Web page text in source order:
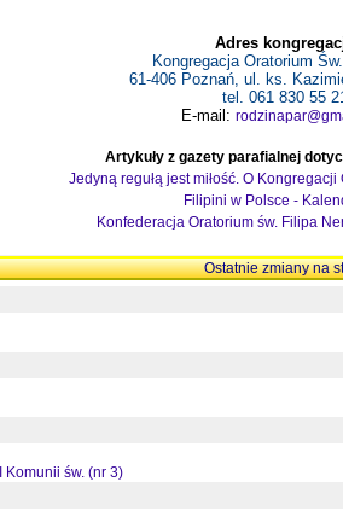
Adres
Kongregacja Oratorium
61-406 Poznań, ul. ks.
tel. 061 830 55
E-mail:
Artykuły z gazety parafialnej
Jedyną regułą jest miłość. O
Filipini w Polsce -
Konfederacja Oratorium św. Filipa
Ostatnie zmiany na
Komunii św. (nr 3)